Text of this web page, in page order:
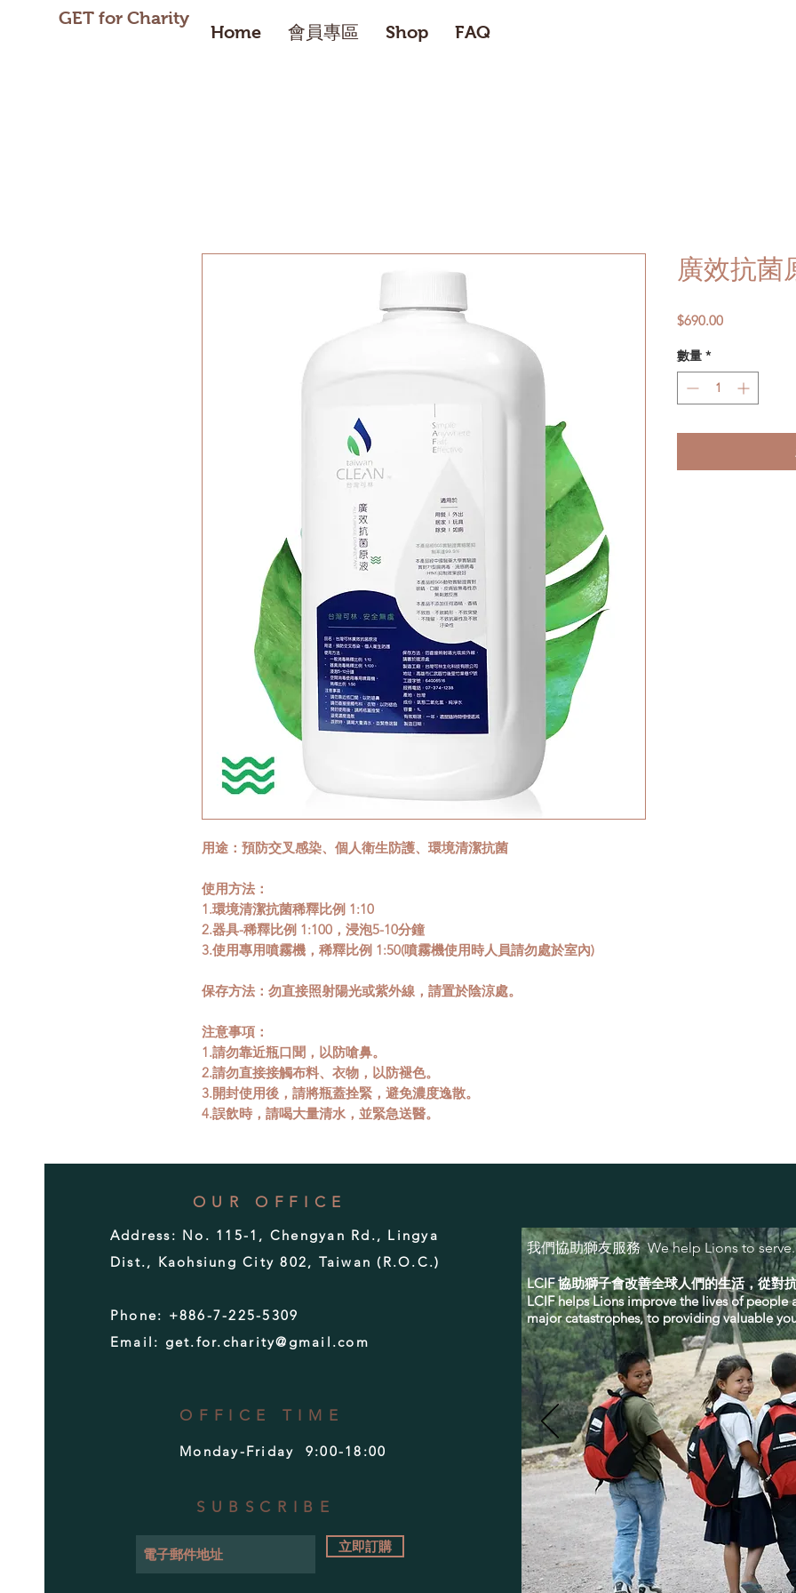
GET for Charity
Home 會員專區 Shop FAQ
用途：預防交叉感染、個人衛生防護、環境清潔抗菌
使用方法：
1.環境清潔抗菌稀釋比例 1:10
2.器具-稀釋比例 1:100，浸泡5-10分鐘
3.使用專用噴霧機，稀釋比例 1:50(噴霧機使用時人員請勿處於室內)
保存方法：勿直接照射陽光或紫外線，請置於陰涼處。
注意事項：
1.請勿靠近瓶口聞，以防嗆鼻。
2.請勿直接接觸布料、衣物，以防褪色。
3.開封使用後，請將瓶蓋拴緊，避免濃度逸散。
4.誤飲時，請喝大量清水，並緊急送醫。
廣效抗菌
$690.00價
數量 *
OUR OFFICE
Address: No. 115-1, Chengyan Rd., Lingya
Dist., Kaohsiung City 802, Taiwan (R.O.C.)
Phone: +886-7-225-5309
Email: get.for.charity@gmail.com
OFFICE TIME
Monday-Friday 9:00-18:00
SUBSCRIBE
立即訂購
我們協助獅友服務 We help Lions to serve.
LCIF 協助獅子會改善全球人們的生活，從對
LCIF helps Lions improve the lives of
major catastrophes, to providing valuable